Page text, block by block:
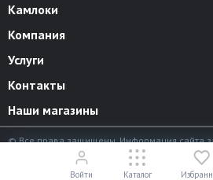
Камлоки
Компания
Услуги
Контакты
Наши магазины
© Все права защищены. Информация сайта
законом об авторских правах.
Разработано в «АЛЬФА Системс»
Войти Каталог